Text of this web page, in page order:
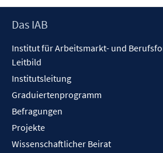
Footer
Das IAB
Institut für Arbeitsmarkt- und
Leitbild
Institutsleitung
Graduiertenprogramm
Befragungen
Projekte
Wissenschaftlicher Beirat